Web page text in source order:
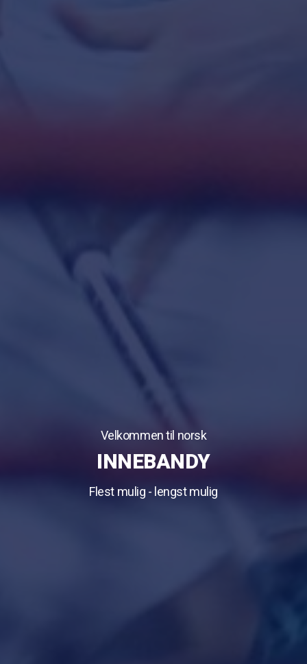
Velkommen til norsk
INNEBANDY
Flest mulig - lengst mulig